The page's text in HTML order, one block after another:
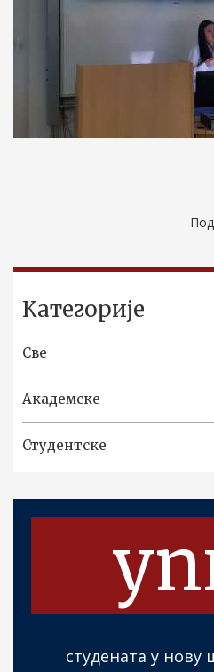
Категорије
Све
Академске
Студентске
студената у нову